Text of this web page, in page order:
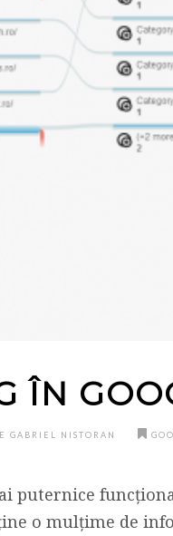
ÎN
GABRIEL NISTORAN
puternice
o mulțime de